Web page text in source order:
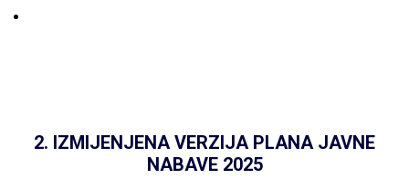
2. IZMIJENJENA VERZIJA PLANA JAVNE
NABAVE 2025